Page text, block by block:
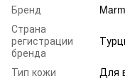
Бренд
Страна
регистрации
бренда
Тип кожи
Для